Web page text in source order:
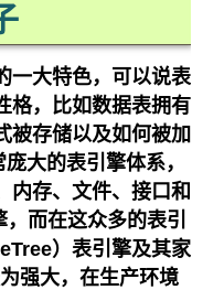
一大特色，可以说表
格，比如数据表拥有
被存储以及如何被加
大的表引擎体系，
内存、文件、接口和
而在这众多的表引
）表引擎及其家
强大，在生产环境